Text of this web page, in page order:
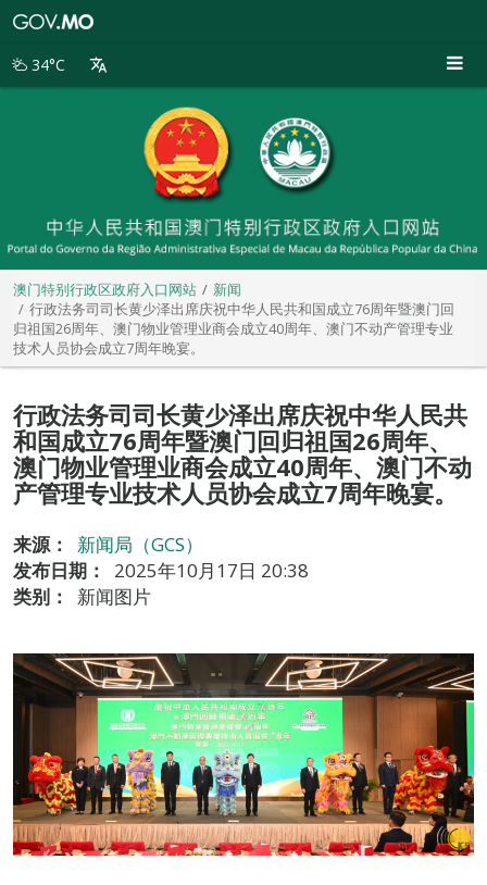
别
34°C
澳门特别行政区政府入口网站
新闻
行政法务司司长黄少泽出席庆祝中华人民共和国成立76周年暨澳门回
归祖国26周年、澳门物业管理业商会成立40周年、澳门不动产管理专业
技术人员协会成立7周年晚宴。
行政法务司司长黄少泽出席庆祝中华人民共
和国成立76周年暨澳门回归祖国26周年、
澳门物业管理业商会成立40周年、澳门不动
产管理专业技术人员协会成立7周年晚宴。
来源：
新闻局（GCS）
发布日期：
2025年10月17日 20:38
类别：
新闻图片